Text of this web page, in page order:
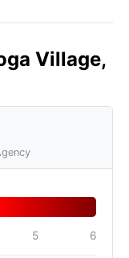
Village,
5 6